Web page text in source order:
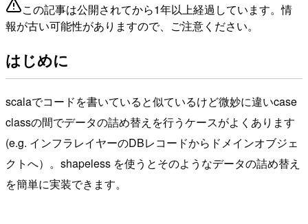
この記事は公開されてから1年以上経過しています。情
報が古い可能性がありますので、ご注意ください。
はじめに
scalaでコードを書いていると似ているけど微妙に違いcase
classの間でデータの詰め替えを行うケースがよくあります
(e.g. インフラレイヤーのDBレコードからドメインオブジェ
クトへ）。shapeless を使うとそのようなデータの詰め替え
を簡単に実装できます。